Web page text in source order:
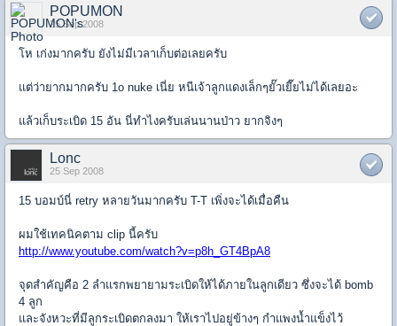
POPUMON
25 Sep 2008
โห เก่งมากครับ ยังไม่มีเวลาเก็บต่อเลยครับ
แต่ว่ายากมากครับ 1o nuke เนี่ย หนีเจ้าลูกแดงเล็กๆยั๊วเยี๊ยไม่ได้เลยอะ
แล้วเก็บระเบิด 15 อัน นี่ทำไงครับเล่นนานป่าว ยากจิงๆ
Lonc
25 Sep 2008
15 บอมบ์นี่ retry หลายวันมากครับ T-T เพิ่งจะได้เมื่อคืน
ผมใช้เทคนิคตาม clip นี้ครับ
http://www.youtube.com/watch?v=p8h_GT4BpA8
จุดสำคัญคือ 2 ลำแรกพยายามระเบิดให้ได้ภายในลูกเดียว ซึ่งจะได้ bomb
4 ลูก
และจังหวะที่มีลูกระเบิดตกลงมา ให้เราไปอยู่ข้างๆ กำแพงน้ำแข็งไว้